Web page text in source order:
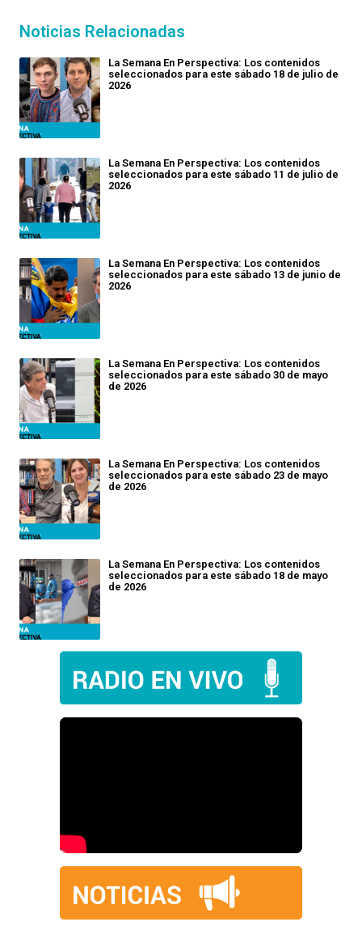
Noticias Relacionadas
La Semana En Perspectiva: Los contenidos
seleccionados para este sábado 18 de julio de
2026
La Semana En Perspectiva: Los contenidos
seleccionados para este sábado 11 de julio de
2026
La Semana En Perspectiva: Los contenidos
seleccionados para este sábado 13 de junio de
2026
La Semana En Perspectiva: Los contenidos
seleccionados para este sábado 30 de mayo
de 2026
La Semana En Perspectiva: Los contenidos
seleccionados para este sábado 23 de mayo
de 2026
La Semana En Perspectiva: Los contenidos
seleccionados para este sábado 18 de mayo
de 2026